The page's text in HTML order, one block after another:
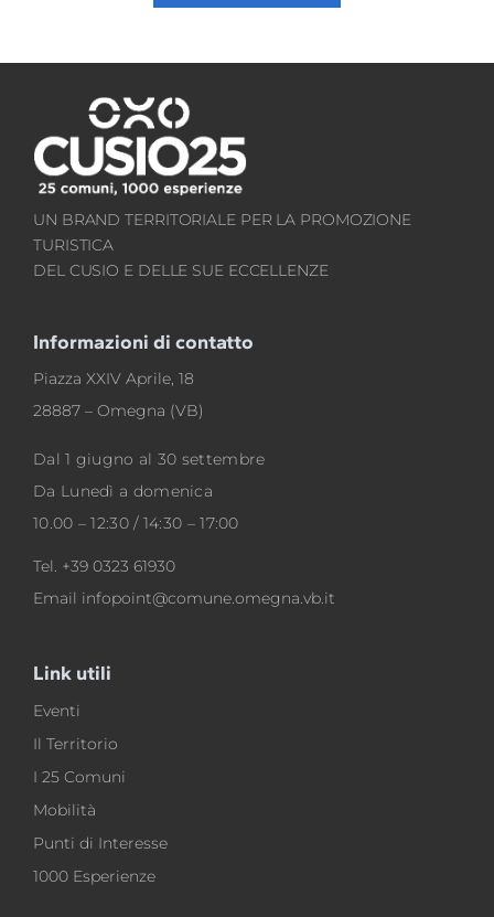
UN BRAND TERRITORIALE PER LA PROMOZIONE
TURISTICA
DEL CUSIO E DELLE SUE ECCELLENZE
Informazioni di contatto
Piazza XXIV Aprile, 18
28887 – Omegna (VB)
Dal 1 giugno al 30 settembre
Da Lunedì a domenica
10.00 – 12:30 / 14:30 – 17:00
Tel. +39 0323 61930
Email infopoint@comune.omegna.vb.it
Link utili
Eventi
Il Territorio
I 25 Comuni
Mobilità
Punti di Interesse
1000 Esperienze